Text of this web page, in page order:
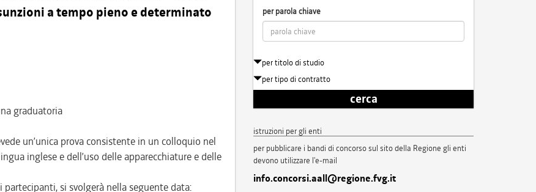
a tempo pieno e determinato
graduatoria
un’unica prova consistente in un colloquio nel
inglese e dell’uso delle apparecchiature e delle
si svolgerà nella seguente data:
per parola chiave
per titolo di studio
per tipo di contratto
cerca
istruzioni per gli enti
per pubblicare i bandi di concorso sul sito della Regione gli enti
devono utilizzare l'e-mail
info.concorsi.aall@regione.fvg.it